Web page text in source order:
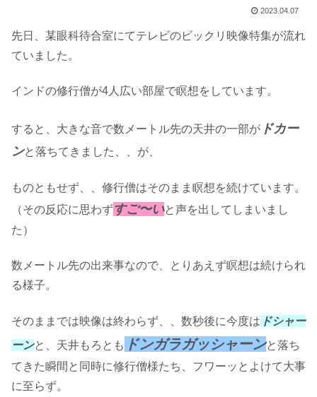
2023.04.07
先日、某眼科待合室にてテレビのビックリ映像特集が流れ
ていました。
インドの修行僧が4人広い部屋で瞑想をしています。
すると、大きな音で数メートル先の天井の一部が ドカー
ンと落ちてきました、、が、
ものともせず、、修行僧はそのまま瞑想を続けています。
（その反応に思わずすご〜いと声を出してしまいまし
た）
数メートル先の出来事なので、とりあえず瞑想は続けられ
る様子。
そのままでは映像は終わらず、、数秒後に今度は ドシャー
ーンと、天井もろとも ドンガラガッシャーンと落ち
てきた瞬間と同時に修行僧様たち、フワーッとよけて大事
に至らず。